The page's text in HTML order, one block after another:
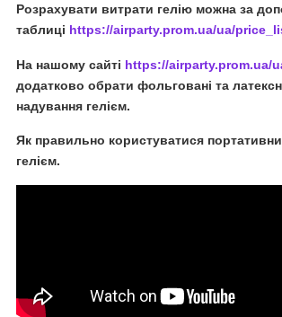
Розрахувати витрати гелію можна за
таблиці https://airparty.prom.ua/ua/
На нашому сайті https://airparty.prom.ua/
додатково обрати фольговані та
надування гелієм.
Як правильно користуватися
гелієм.